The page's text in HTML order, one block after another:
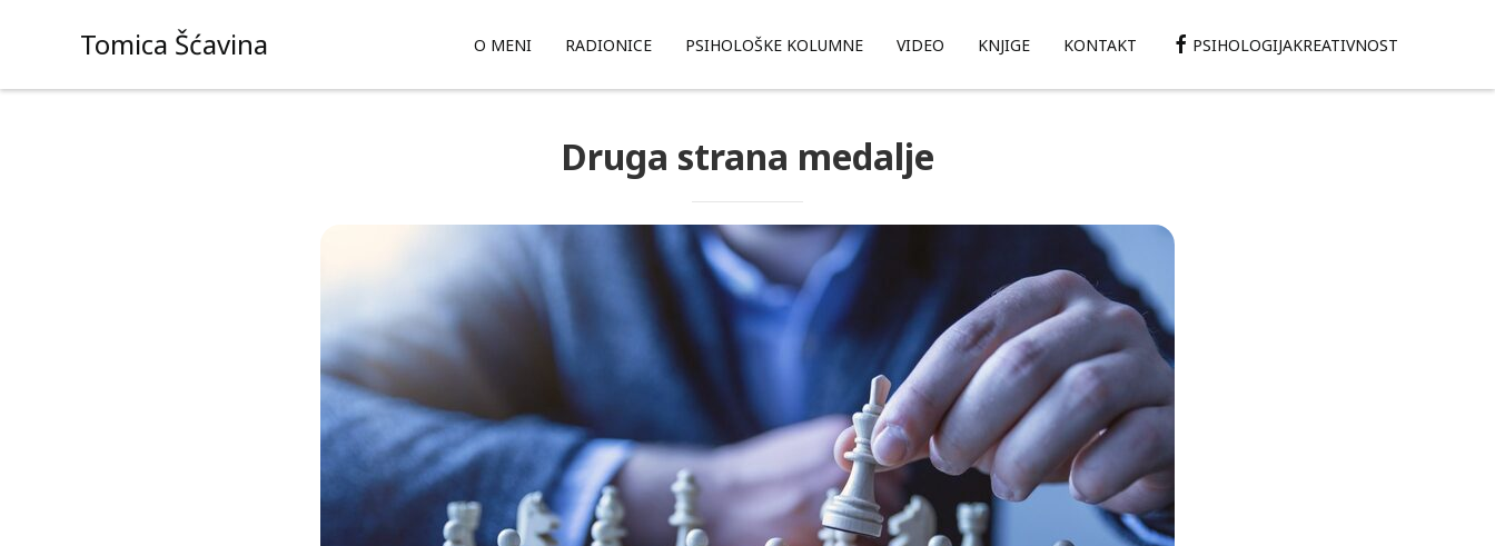
Tomica Šćavina O MENI RADIONICE PSIHOLOŠKE KOLUMNE VIDEO KNJIGE KONTAKT PSIHOLOGIJAKREATIVNOST
Druga strana medalje